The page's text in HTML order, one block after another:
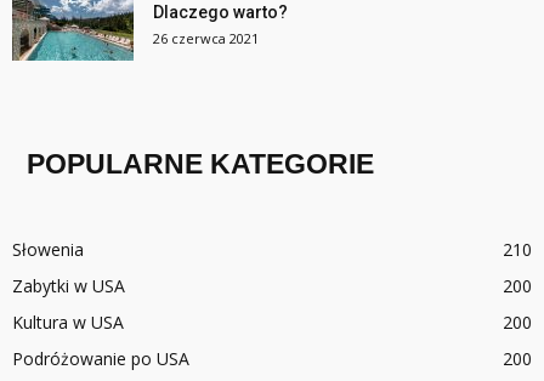
Dlaczego warto?
26 czerwca 2021
POPULARNE KATEGORIE
Słowenia
210
Zabytki w USA
200
Kultura w USA
200
Podróżowanie po USA
200